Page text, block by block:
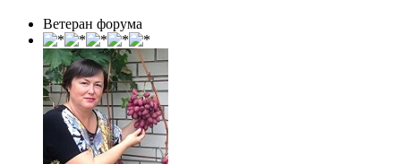
Ветеран форума